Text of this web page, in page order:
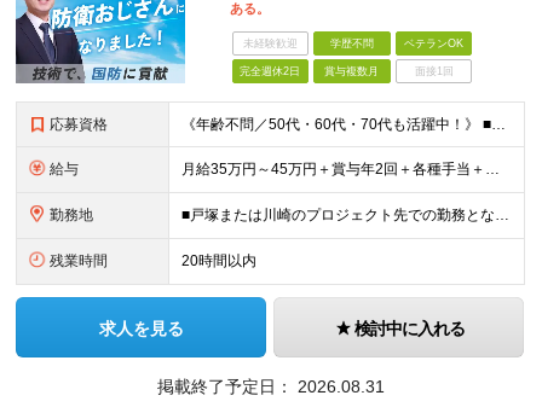
ある。
未経験歓迎 学歴不問 ベテランOK
完全週休2日 賞与複数月 面接1回
応募資格 《年齢不問／50代・60代・70代も活躍中！》 ■JavaまたはC言語系（C#、C++、C）を使用した開発経験をお持ちの方 ■学歴不問 「定年を迎えたが、まだまだ頑張りたい」 「技術の現場から離れて
給与 月給35万円～45万円＋賞与年2回＋各種手当＋残業代全額支給 ※経験・能力、前職給与を考慮の上、決定いたします ※試用期間3ヵ月(試用期間中と本採用後の待遇の差異はありません) ＊＊ 安定した収入
勤務地 ■戸塚または川崎のプロジェクト先での勤務となります ■転居を伴う転勤はありません ※他案件へ参画の場合は、本社または神奈川・都内のプロジェクト先での勤務となります 【本社】 神奈川県横浜市中区富士
残業時間 20時間以内
求人を見る 検討中に入れる
掲載終了予定日： 2026.08.31